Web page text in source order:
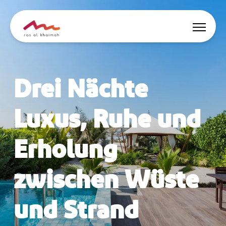
Inspiriert werden
Wo übernachten
Dinge zu tun
Reise planen
🇩🇪 DE Events Suche
Drei Nächte
Luxus, Ruhe und
Erholung
zwischen Wüste
und Strand